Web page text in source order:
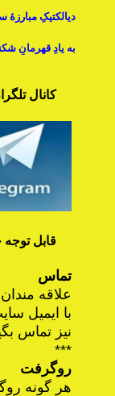
دیالکتیکِ
به یادِ قهرمانِ
کانال
قابل توجه
تماس
علاقه
با ایمیل
نیز تماس
***
روگرفت
هر گونه